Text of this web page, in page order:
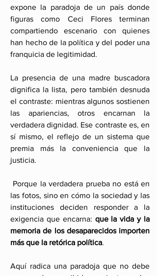
expone la paradoja de un país donde
figuras como Ceci Flores terminan
compartiendo escenario con quienes
han hecho de la política y del poder una
franquicia de legitimidad.
La presencia de una madre buscadora
dignifica la lista, pero también desnuda
el contraste: mientras algunos sostienen
las apariencias, otros encarnan la
verdadera dignidad. Ese contraste es, en
sí mismo, el reflejo de un sistema que
premia más la conveniencia que la
justicia.
Porque la verdadera prueba no está en
las fotos, sino en cómo la sociedad y las
instituciones deciden responder a la
exigencia que encarna: que la vida y la
memoria de los desaparecidos importen
más que la retórica política.
Aquí radica una paradoja que no debe